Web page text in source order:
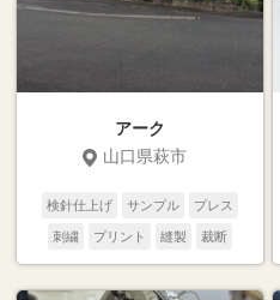
アーク
山口県萩市
検針仕上げ サンプル プレス
刺繍 プリント 縫製 裁断
パターン